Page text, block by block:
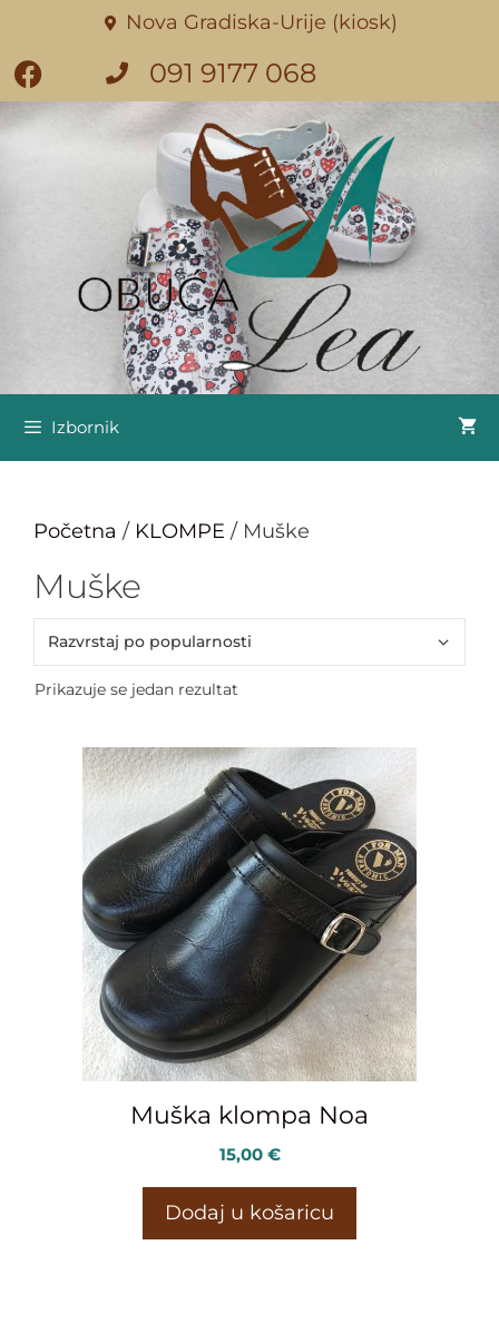
Nova Gradiska-Urije (kiosk)
091 9177 068
Izbornik
Početna / KLOMPE / Muške
Muške
Prikazuje se jedan rezultat
Muška klompa Noa
15,00 €
Dodaj u košaricu